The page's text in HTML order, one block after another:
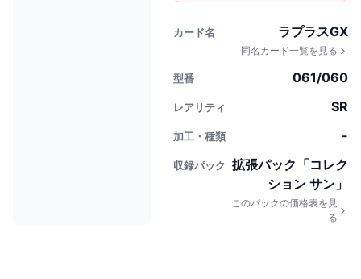
カード名 ラプラスGX
同名カード一覧を見る
型番 061/060
レアリティ SR
加工・種類 -
収録パック
拡張パック「コレク
ション サン」
このパックの価格表を見
る